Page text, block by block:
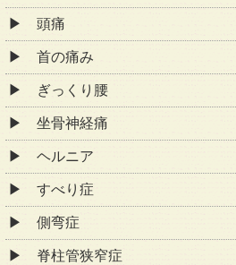
頭痛
首の痛み
ぎっくり腰
坐骨神経痛
ヘルニア
すべり症
側弯症
脊柱管狭窄症